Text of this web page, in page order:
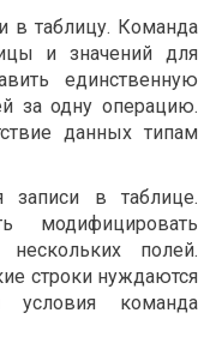
в таблицу. Команда
и значений для
единственную
за одну операцию.
данных типам
записи в таблице.
модифицировать
нескольких полей.
строки нуждаются
условия команда